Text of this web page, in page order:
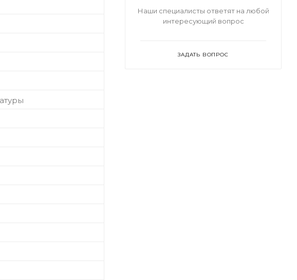
Наши специалисты ответят на любой
интересующий вопрос
ЗАДАТЬ ВОПРОС